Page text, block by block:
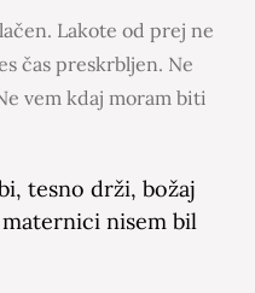
Lakote od prej ne
čas preskrbljen. Ne
vem kdaj moram biti
tesno drži, božaj
nisem bil